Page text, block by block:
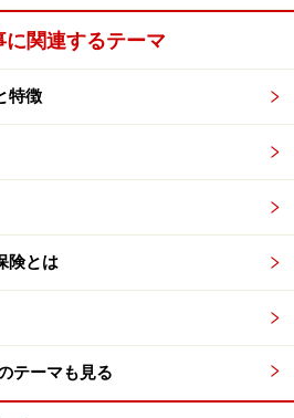
】
ンケート（2026/8/31まで）を実施
ト券1000円分プレゼント
トやモニター企画に参加が可能に
に関連するテーマ
特徴
険とは
テーマも見る